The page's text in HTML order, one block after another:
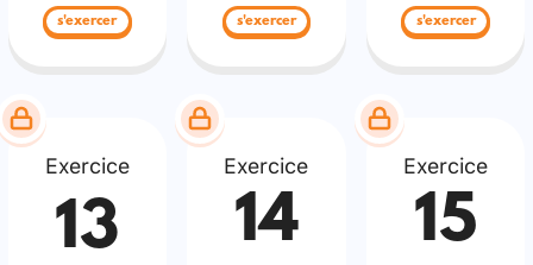
s'exercer s'exercer s'exercer
Exercice
13
Exercice
14
Exercice
15